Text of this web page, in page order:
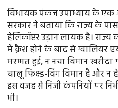
विधायक पंकज उपाध्याय के एक
सरकार ने बताया कि राज्य के
हेलिकॉप्टर उड़ान लायक है। राज्य
में क्रैश होने के बाद से ग्वालियर
मरम्मत हुई, न नया विमान
चालू फिक्स्ड-विंग विमान है और न
इस वजह से निजी कंपनियों पर
भी।